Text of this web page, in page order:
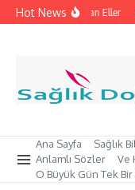
İçeriğe atla
Hot Newsİpleri Tutan Eller
Ana Sayfa Sağlık
Anlamlı Sözler
Ve
O Büyük Gün Tek Bir